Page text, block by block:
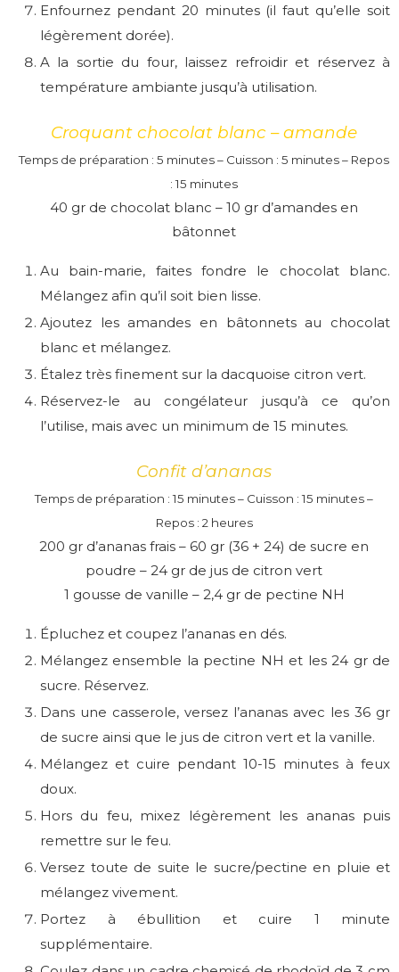
Enfournez pendant 20 minutes (il faut qu’elle soit
légèrement dorée).
A la sortie du four, laissez refroidir et réservez à
température ambiante jusqu’à utilisation.
Croquant chocolat blanc – amande
Temps de préparation : 5 minutes – Cuisson : 5 minutes – Repos
: 15 minutes
40 gr de chocolat blanc – 10 gr d’amandes en
bâtonnet
Au bain-marie, faites fondre le chocolat blanc.
Mélangez afin qu’il soit bien lisse.
Ajoutez les amandes en bâtonnets au chocolat
blanc et mélangez.
Étalez très finement sur la dacquoise citron vert.
Réservez-le au congélateur jusqu’à ce qu’on
l’utilise, mais avec un minimum de 15 minutes.
Confit d’ananas
Temps de préparation : 15 minutes – Cuisson : 15 minutes –
Repos : 2 heures
200 gr d’ananas frais – 60 gr (36 + 24) de sucre en
poudre – 24 gr de jus de citron vert
1 gousse de vanille – 2,4 gr de pectine NH
Épluchez et coupez l’ananas en dés.
Mélangez ensemble la pectine NH et les 24 gr de
sucre. Réservez.
Dans une casserole, versez l’ananas avec les 36 gr
de sucre ainsi que le jus de citron vert et la vanille.
Mélangez et cuire pendant 10-15 minutes à feux
doux.
Hors du feu, mixez légèrement les ananas puis
remettre sur le feu.
Versez toute de suite le sucre/pectine en pluie et
mélangez vivement.
Portez à ébullition et cuire 1 minute
supplémentaire.